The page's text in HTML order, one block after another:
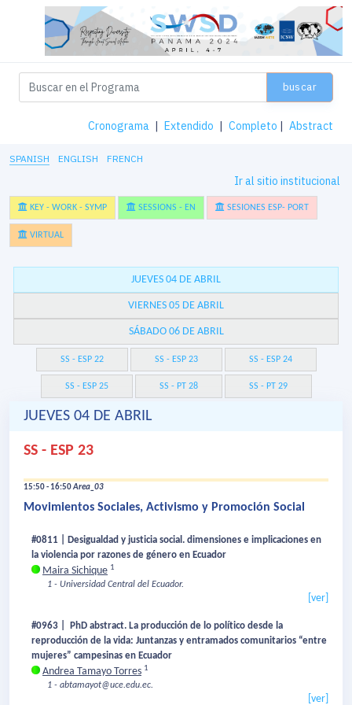
buscar
Cronograma | Extendido | Completo | Abstract
SPANISH ENGLISH FRENCH
Ir al sitio institucional
KEY - WORK - SYMP SESSIONS - EN SESIONES ESP- PORT
VIRTUAL
JUEVES 04 DE ABRIL
VIERNES 05 DE ABRIL
SÁBADO 06 DE ABRIL
SS - ESP 22 SS - ESP 23 SS - ESP 24
SS - ESP 25 SS - PT 28 SS - PT 29
JUEVES 04 DE ABRIL
SS - ESP 23
15:50 - 16:50Area_03
Movimientos Sociales, Activismo y Promoción Social
#0811 | Desigualdad y justicia social. dimensiones e implicaciones en
la violencia por razones de género en Ecuador
Maira Sichique 1
1 - Universidad Central del Ecuador.
[ver]
#0963 | PhD abstract. La producción de lo político desde la
reproducción de la vida: Juntanzas y entramados comunitarios “entre
mujeres” campesinas en Ecuador
Andrea Tamayo Torres 1
1 - abtamayot@uce.edu.ec.
[ver]